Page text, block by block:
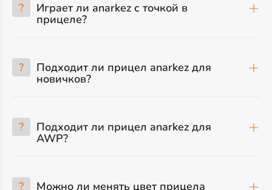
? Играет ли anarkez с точкой в
прицеле?
? Подходит ли прицел anarkez для
новичков?
? Подходит ли прицел anarkez для
AWP?
? Можно ли менять цвет прицела